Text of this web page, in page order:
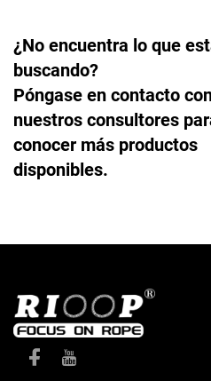
¿No encuentra lo que
buscando?
Póngase en contacto
nuestros consultores
conocer más productos
disponibles.